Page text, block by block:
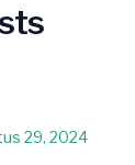
29, 2024